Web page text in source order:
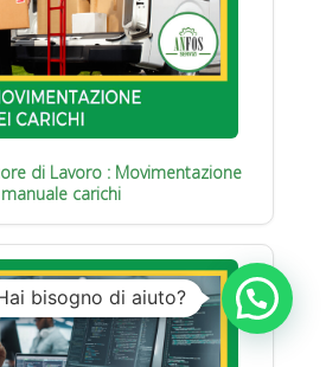
di Lavoro : Movimentazione
manuale carichi
bisogno di aiuto?